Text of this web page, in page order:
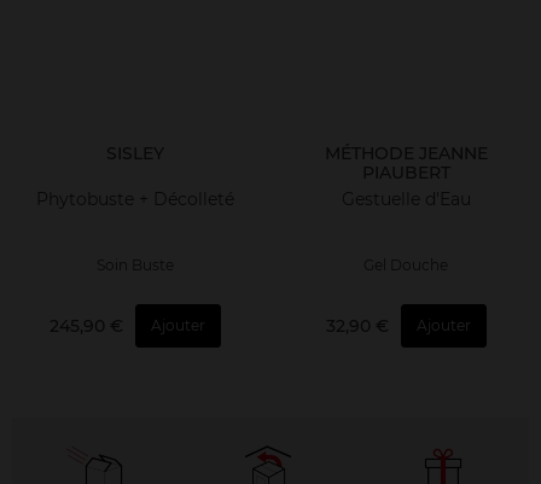
SISLEY
Phytobuste + Décolleté
Soin Buste
245,90 € Ajouter
MÉTHODE JEANNE
PIAUBERT
Gestuelle d'Eau
32,90 € Ajouter